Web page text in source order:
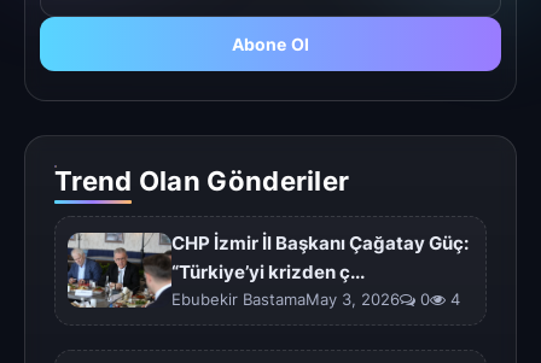
Abone Ol
Trend Olan Gönderiler
CHP İzmir İl Başkanı Çağatay Güç:
“Türkiye’yi krizden ç...
Ebubekir BastamaMay 3, 2026 0 4